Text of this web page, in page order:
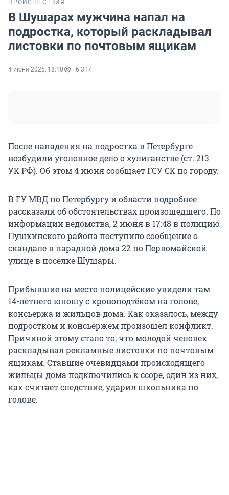
ПРОИСШЕСТВИЯ
В Шушарах мужчина напал на
подростка, который раскладывал
листовки по почтовым ящикам
4 июня 2025, 18:10 6 317
После нападения на подростка в Петербурге
возбудили уголовное дело о хулиганстве (ст. 213
УК РФ). Об этом 4 июня сообщает ГСУ СК по городу.
В ГУ МВД по Петербургу и области подробнее
рассказали об обстоятельствах произошедшего. По
информации ведомства, 2 июня в 17:48 в полицию
Пушкинского района поступило сообщение о
скандале в парадной дома 22 по Первомайской
улице в поселке Шушары.
Прибывшие на место полицейские увидели там
14-летнего юношу с кровоподтёком на голове,
консьержа и жильцов дома. Как оказалось, между
подростком и консьержем произошел конфликт.
Причиной этому стало то, что молодой человек
раскладывал рекламные листовки по почтовым
ящикам. Ставшие очевидцами происходящего
жильцы дома подключились к ссоре, один из них,
как считает следствие, ударил школьника по
голове.